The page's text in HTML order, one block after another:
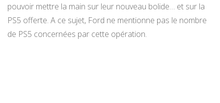
pouvoir mettre la main sur leur nouveau bolide… et sur la
PS5 offerte. A ce sujet, Ford ne mentionne pas le nombre
de PS5 concernées par cette opération.